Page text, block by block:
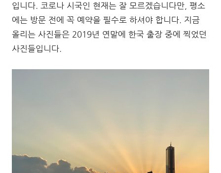
입니다. 코로나 시국인 현재는 잘 모르겠습니다만, 평소
에는 방문 전에 꼭 예약을 필수로 하셔야 합니다. 지금
올리는 사진들은 2019년 연말에 한국 출장 중에 찍었던
사진들입니다.